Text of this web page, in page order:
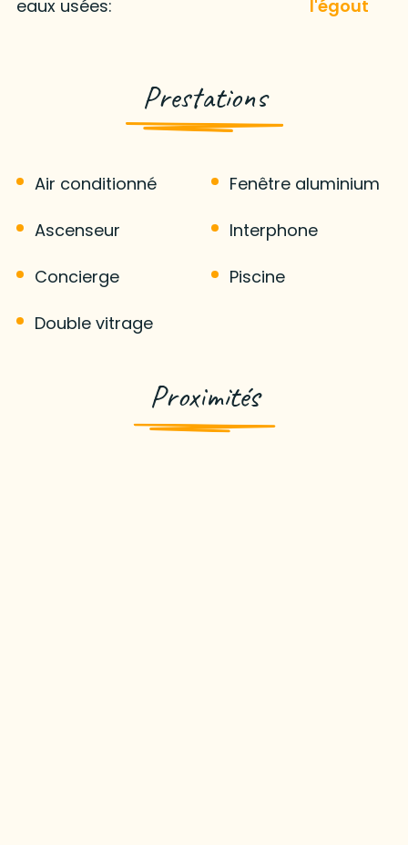
eaux usées: l'égout
Prestations
Air conditionné
Ascenseur
Concierge
Double vitrage
Fenêtre aluminium
Interphone
Piscine
Proximités